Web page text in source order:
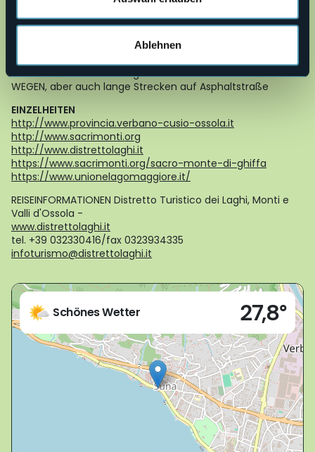
Ablehnen
HÖHENUNTERSCHIED: Niedrigster Punkt der Route 204 m
DAUER: zwischen 3 und 6 Stunden pro Etappe
ART DER STRECKE: Trekkingtour - MEIST AUF UNBEFESTIGTEN
WEGEN, aber auch lange Strecken auf Asphaltstraße
EINZELHEITEN
http://www.provincia.verbano-cusio-ossola.it
http://www.sacrimonti.org
http://www.distrettolaghi.it
https://www.sacrimonti.org/sacro-monte-di-ghiffa
https://www.unionelagomaggiore.it/
REISEINFORMATIONEN Distretto Turistico dei Laghi, Monti e
Valli d'Ossola -
www.distrettolaghi.it
tel. +39 032330416/fax 0323934335
infoturismo@distrettolaghi.it
Schönes Wetter 27,8°
28925 - Verbania (VB)